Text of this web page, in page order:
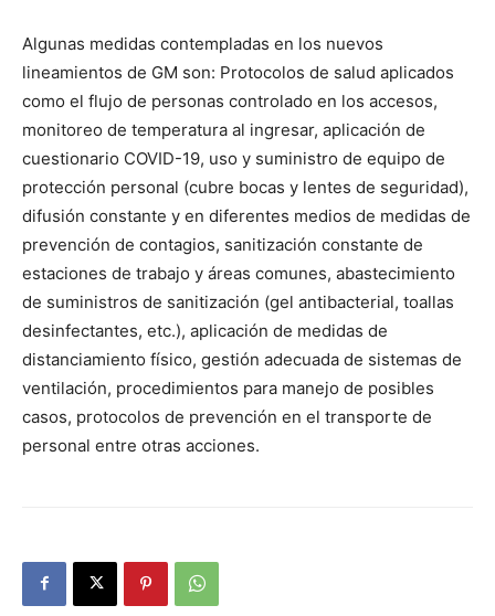
Algunas medidas contempladas en los nuevos
lineamientos de GM son: Protocolos de salud aplicados
como el flujo de personas controlado en los accesos,
monitoreo de temperatura al ingresar, aplicación de
cuestionario COVID-19, uso y suministro de equipo de
protección personal (cubre bocas y lentes de seguridad),
difusión constante y en diferentes medios de medidas de
prevención de contagios, sanitización constante de
estaciones de trabajo y áreas comunes, abastecimiento
de suministros de sanitización (gel antibacterial, toallas
desinfectantes, etc.), aplicación de medidas de
distanciamiento físico, gestión adecuada de sistemas de
ventilación, procedimientos para manejo de posibles
casos, protocolos de prevención en el transporte de
personal entre otras acciones.